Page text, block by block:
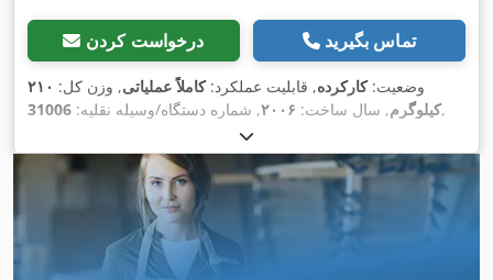
درخواست کردن تماس بگیرید
وضعیت:کارکرده, قابلیت عملکرد:کاملاً عملیاتی, وزن کل: ۲۱۰
کیلوگرم, سال ساخت: ۲۰۰۶, شماره دستگاه/وسیله نقلیه: 31006 ,